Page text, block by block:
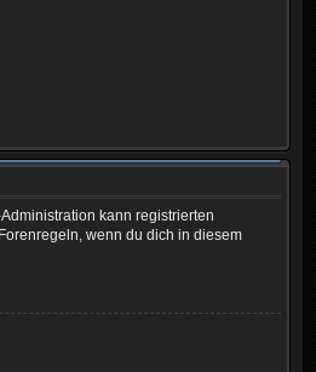
kann registrierten
wenn du dich in diesem